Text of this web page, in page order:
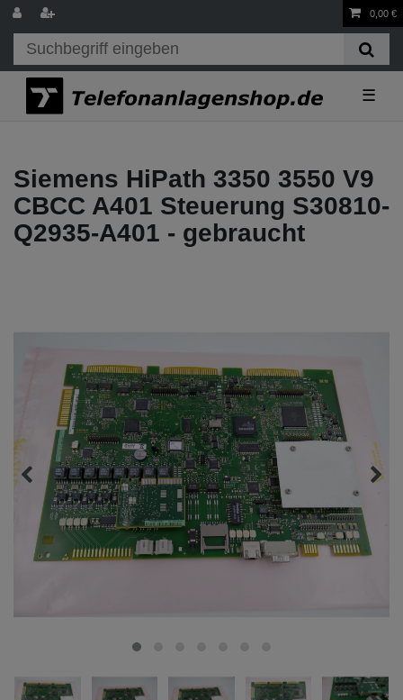
0,00 €
☰
Siemens HiPath 3350 3550 V9
CBCC A401 Steuerung S30810-
Q2935-A401 - gebraucht